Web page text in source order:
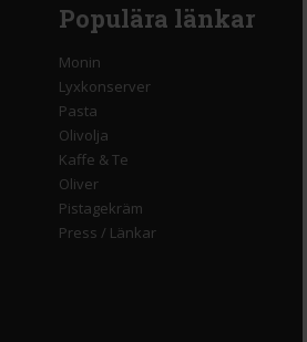
Populära länkar
Monin
Lyxkonserver
Pasta
Olivolja
Kaffe & Te
Oliver
Pistagekräm
Press / Länkar